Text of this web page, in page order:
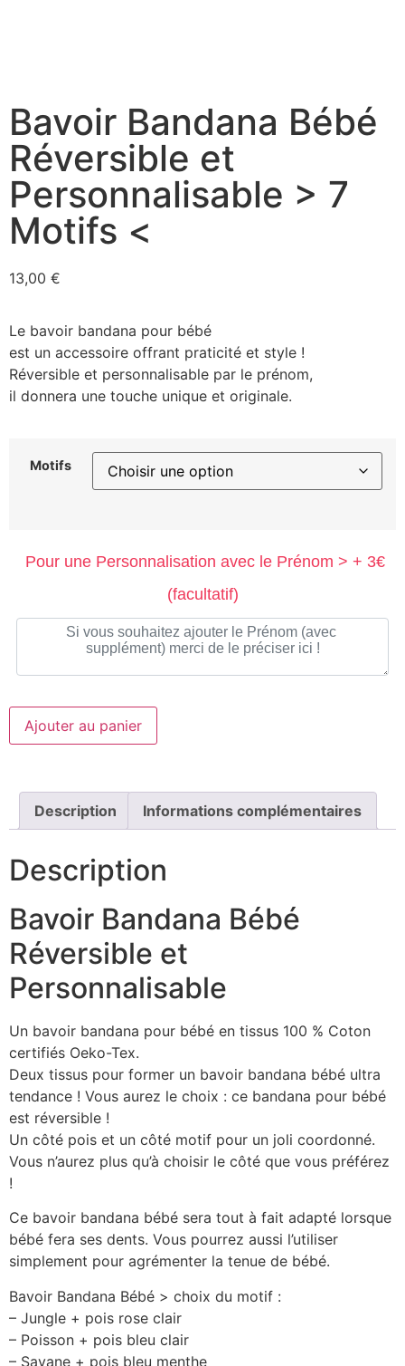
Bavoir Bandana Bébé
Réversible et
Personnalisable > 7
Motifs <
13,00 €
Le bavoir bandana pour bébé
est un accessoire offrant praticité et style !
Réversible et personnalisable par le prénom,
il donnera une touche unique et originale.
Motifs
Pour une Personnalisation avec le Prénom > + 3€
(facultatif)
Ajouter au panier
Description Informations complémentaires
Description
Bavoir Bandana Bébé
Réversible et
Personnalisable
Un bavoir bandana pour bébé en tissus 100 % Coton
certifiés Oeko-Tex.
Deux tissus pour former un bavoir bandana bébé ultra
tendance ! Vous aurez le choix : ce bandana pour bébé
est réversible !
Un côté pois et un côté motif pour un joli coordonné.
Vous n’aurez plus qu’à choisir le côté que vous préférez
!
Ce bavoir bandana bébé sera tout à fait adapté lorsque
bébé fera ses dents. Vous pourrez aussi l’utiliser
simplement pour agrémenter la tenue de bébé.
Bavoir Bandana Bébé > choix du motif :
– Jungle + pois rose clair
– Poisson + pois bleu clair
– Savane + pois bleu menthe